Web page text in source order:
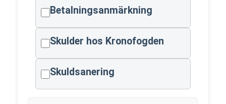
Betalningsanmärkning
Skulder hos Kronofogden
Skuldsanering